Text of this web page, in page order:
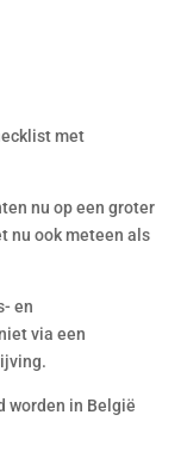
met
nu op een groter
nu ook meteen als
en
via een
worden in België